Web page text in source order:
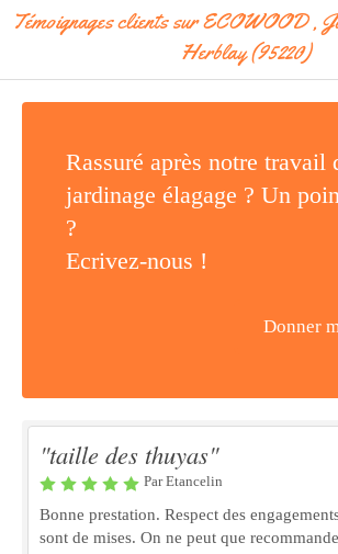
Témoignages clients sur ECOWOOD ,
Herblay (95220)
Rassuré après notre travail
jardinage élagage ? Un
?
Ecrivez-nous !
Donner
"taille des thuyas"
Par Etancelin
Bonne prestation. Respect des
sont de mises. On ne peut que